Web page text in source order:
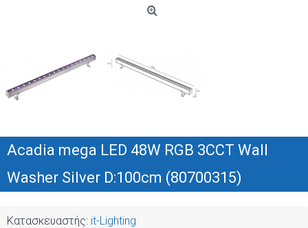
Acadia mega LED 48W RGB 3CCT Wall
Washer Silver D:100cm (80700315)
Κατασκευαστής: it-Lighting